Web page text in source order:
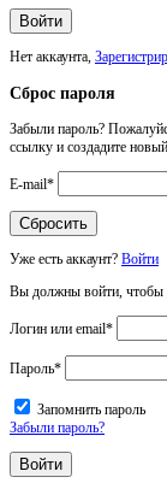
Нет аккаунта,
Сброс пароля
Забыли пароль?
ссылку и создадите
E-mail*
Уже есть аккаунт? Войти
Вы должны войти, чтобы
Логин или email*
Пароль*
Запомнить пароль
Забыли пароль?